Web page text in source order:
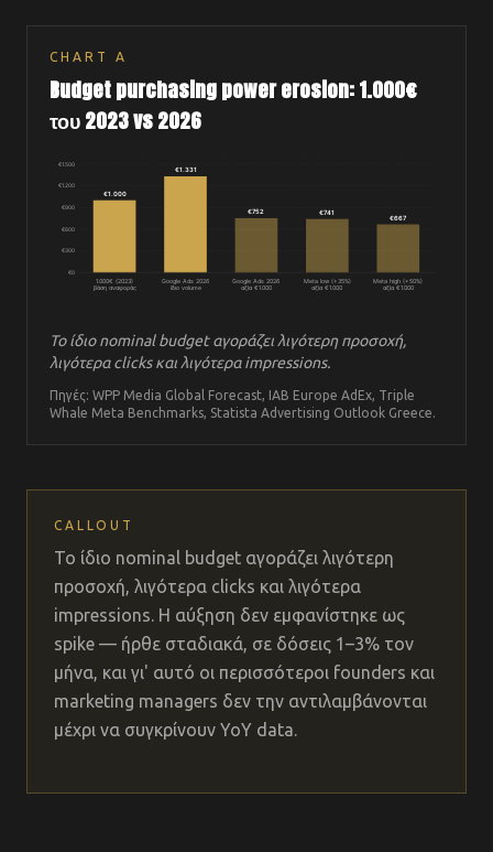
CHART A
Budget purchasing power erosion: 1.000€
του 2023 vs 2026
€1.500
€ 1.200
€900
€600
€300
€0
€1.000
1.000€ (2023)
βάση αναφοράς
€1.331
Google Ads 2026
ίδιο volume
€752
Google Ads 2026
αξία €1.000
€741
Meta low (+35%)
αξία €1.000
€667
Meta high (+50%)
αξία €1.000
Το ίδιο nominal budget αγοράζει λιγότερη προσοχή,
λιγότερα clicks και λιγότερα impressions.
Πηγές: WPP Media Global Forecast, IAB Europe AdEx, Triple
Whale Meta Benchmarks, Statista Advertising Outlook Greece.
CALLOUT
Το ίδιο nominal budget αγοράζει λιγότερη
προσοχή, λιγότερα clicks και λιγότερα
impressions. Η αύξηση δεν εμφανίστηκε ως
spike — ήρθε σταδιακά, σε δόσεις 1–3% τον
μήνα, και γι' αυτό οι περισσότεροι founders και
marketing managers δεν την αντιλαμβάνονται
μέχρι να συγκρίνουν YoY data.